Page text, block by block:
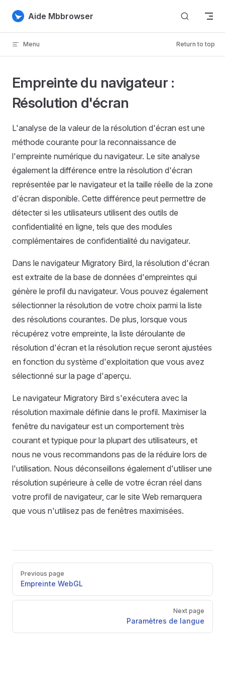
Skip to content
Aide Mbbrowser
Menu Return to top
Empreinte du navigateur :
Résolution d'écran
L'analyse de la valeur de la résolution d'écran est une
méthode courante pour la reconnaissance de
l'empreinte numérique du navigateur. Le site analyse
également la différence entre la résolution d'écran
représentée par le navigateur et la taille réelle de la zone
d'écran disponible. Cette différence peut permettre de
détecter si les utilisateurs utilisent des outils de
confidentialité en ligne, tels que des modules
complémentaires de confidentialité du navigateur.
Dans le navigateur Migratory Bird, la résolution d'écran
est extraite de la base de données d'empreintes qui
génère le profil du navigateur. Vous pouvez également
sélectionner la résolution de votre choix parmi la liste
des résolutions courantes. De plus, lorsque vous
récupérez votre empreinte, la liste déroulante de
résolution d'écran et la résolution reçue seront ajustées
en fonction du système d'exploitation que vous avez
sélectionné sur la page d'aperçu.
Le navigateur Migratory Bird s'exécutera avec la
résolution maximale définie dans le profil. Maximiser la
fenêtre du navigateur est un comportement très
courant et typique pour la plupart des utilisateurs, et
nous ne vous recommandons pas de la réduire lors de
l'utilisation. Nous déconseillons également d'utiliser une
résolution supérieure à celle de votre écran réel dans
votre profil de navigateur, car le site Web remarquera
que vous n'utilisez pas de fenêtres maximisées.
Pager
Previous page
Empreinte WebGL
Next page
Paramètres de langue